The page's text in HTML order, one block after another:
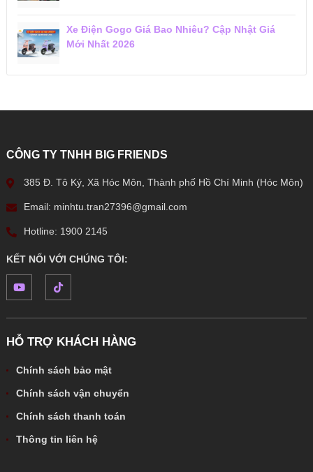
Xe Điện Gogo Giá Bao Nhiêu? Cập Nhật Giá
Mới Nhất 2026
CÔNG TY TNHH BIG FRIENDS
385 Đ. Tô Ký, Xã Hóc Môn, Thành phố Hồ Chí Minh (Hóc Môn)
Email: minhtu.tran27396@gmail.com
Hotline: 1900 2145
KẾT NỐI VỚI CHÚNG TÔI:
HỖ TRỢ KHÁCH HÀNG
Chính sách bảo mật
Chính sách vận chuyển
Chính sách thanh toán
Thông tin liên hệ